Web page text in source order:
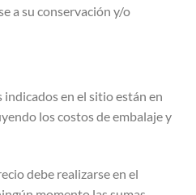
a su conservación y/o
en el sitio están en
los costos de embalaje y
debe realizarse en el